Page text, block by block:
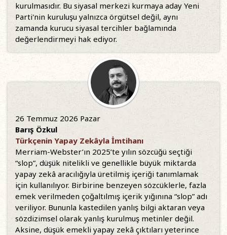
kurulmasıdır. Bu siyasal merkezi kurmaya aday Yeni
Parti'nin kuruluşu yalnızca örgütsel değil, aynı
zamanda kurucu siyasal tercihler bağlamında
değerlendirmeyi hak ediyor.
26 Temmuz 2026 Pazar
Barış Özkul
Türkçenin Yapay Zekâyla İmtihanı
Merriam-Webster’ın 2025’te yılın sözcüğü seçtiği
“slop”, düşük nitelikli ve genellikle büyük miktarda
yapay zekâ aracılığıyla üretilmiş içeriği tanımlamak
için kullanılıyor. Birbirine benzeyen sözcüklerle, fazla
emek verilmeden çoğaltılmış içerik yığınına “slop” adı
veriliyor. Bununla kastedilen yanlış bilgi aktaran veya
sözdizimsel olarak yanlış kurulmuş metinler değil.
Aksine, düşük emekli yapay zekâ çıktıları yeterince